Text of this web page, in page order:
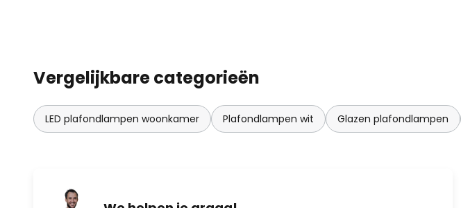
Vergelijkbare categorieën
LED plafondlampen woonkamer Plafondlampen wit Glazen plafondlampen